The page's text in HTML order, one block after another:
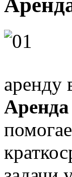
аренду